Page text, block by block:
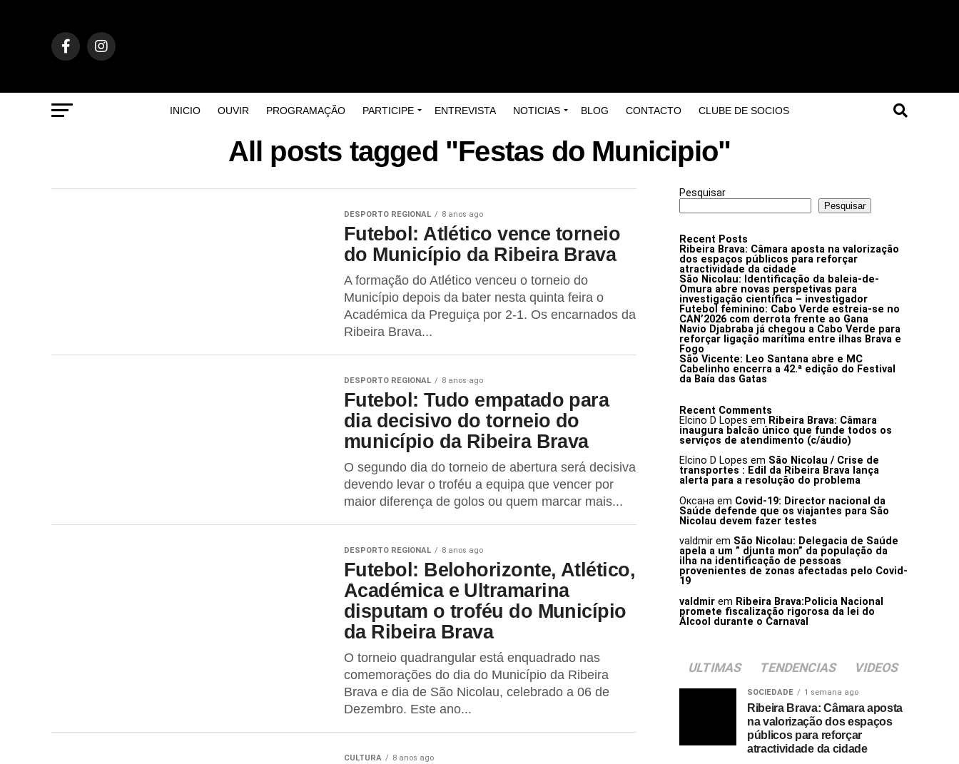
INICIO OUVIR PROGRAMAÇÃO PARTICIPE ENTREVISTA NOTICIAS BLOG CONTACTO CLUBE DE SOCIOS
All posts tagged "Festas do Municipio"
DESPORTO REGIONAL 8 anos ago
Futebol: Atlético vence torneio
do Município da Ribeira Brava
A formação do Atlético venceu o torneio do
Município depois da bater nesta quinta feira o
Académica da Preguiça por 2-1. Os encarnados da
Ribeira Brava...
DESPORTO REGIONAL 8 anos ago
Futebol: Tudo empatado para
dia decisivo do torneio do
município da Ribeira Brava
O segundo dia do torneio de abertura será decisiva
devendo levar o troféu a equipa que vencer por
maior diferença de golos ou quem marcar mais...
DESPORTO REGIONAL 8 anos ago
Futebol: Belohorizonte, Atlético,
Académica e Ultramarina
disputam o troféu do Município
da Ribeira Brava
O torneio quadrangular está enquadrado nas
comemorações do dia do Município da Ribeira
Brava e dia de São Nicolau, celebrado a 06 de
Dezembro. Este ano...
CULTURA 8 anos ago
Pesquisar
Pesquisar
Recent Posts
Ribeira Brava: Câmara aposta na valorização
dos espaços públicos para reforçar
atractividade da cidade
São Nicolau: Identificação da baleia-de-
Omura abre novas perspetivas para
investigação científica – investigador
Futebol feminino: Cabo Verde estreia-se no
CAN’2026 com derrota frente ao Gana
Navio Djabraba já chegou a Cabo Verde para
reforçar ligação marítima entre ilhas Brava e
Fogo
São Vicente: Leo Santana abre e MC
Cabelinho encerra a 42.ª edição do Festival
da Baía das Gatas
Recent Comments
Elcino D Lopes em Ribeira Brava: Câmara
inaugura balcão único que funde todos os
serviços de atendimento (c/áudio)
Elcino D Lopes em São Nicolau / Crise de
transportes : Edil da Ribeira Brava lança
alerta para a resolução do problema
Оксана em Covid-19: Director nacional da
Saúde defende que os viajantes para São
Nicolau devem fazer testes
valdmir em São Nicolau: Delegacia de Saúde
apela a um ” djunta mon” da população da
ilha na identificação de pessoas
provenientes de zonas afectadas pelo Covid-
19
valdmir em Ribeira Brava:Policia Nacional
promete fiscalização rigorosa da lei do
Álcool durante o Carnaval
ULTIMAS TENDENCIAS VIDEOS
SOCIEDADE 1 semana ago
Ribeira Brava: Câmara aposta
na valorização dos espaços
públicos para reforçar
atractividade da cidade